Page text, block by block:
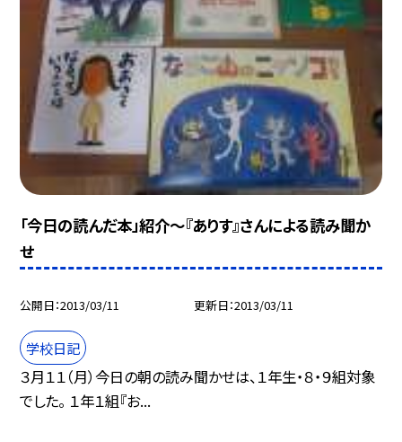
「今日の読んだ本」紹介〜『ありす』さんによる読み聞か
せ
公開日 2013/03/11 更新日 2013/03/11
学校日記
３月１１（月）今日の朝の読み聞かせは、１年生・８・９組対象
でした。 １年１組『お...